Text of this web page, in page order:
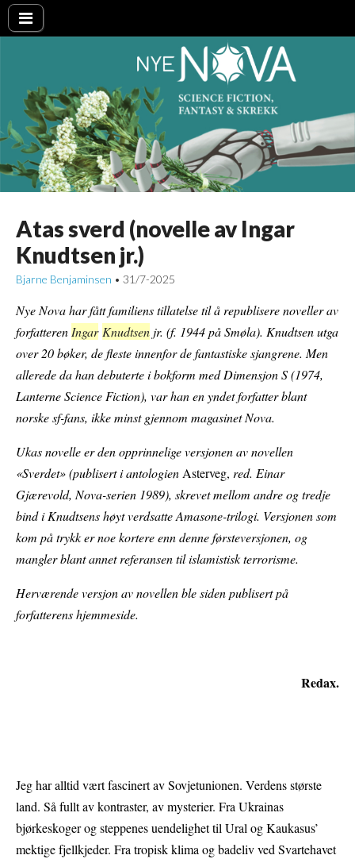
Nye NOVA
Atas sverd (novelle av Ingar
Knudtsen jr.)
Bjarne Benjaminsen • 31/7-2025
Nye Nova har fått familiens tillatelse til å republisere noveller av
forfatterenIngar Knudtsen jr. (f. 1944 på Smøla). Knudtsen utga
over 20 bøker, de fleste innenfor de fantastiske sjangrene. Men
allerede da han debuterte i bokform med Dimensjon S (1974,
Lanterne Science Fiction), var han en yndet forfatter blant
norske sf-fans, ikke minst gjennom magasinet Nova.
Ukas novelle er den opprinnelige versjonen av novellen
«Sverdet» (publisert i antologienAsterveg, red. Einar
Gjærevold, Nova-serien 1989), skrevet mellom andre og tredje
bind i Knudtsens høyt verdsatte Amasone-trilogi. Versjonen som
kom på trykk er noe kortere enn denne førsteversjonen, og
mangler blant annet referansen til islamistisk terrorisme.
Herværende versjon av novellen ble siden publisert på
forfatterens hjemmeside.
Redax.
Jeg har alltid vært fascinert av Sovjetunionen. Verdens største
land. Så fullt av kontraster, av mysterier. Fra Ukrainas
bjørkeskoger og steppenes uendelighet til Ural og Kaukasus’
mektige fjellkjeder. Fra tropisk klima og badeliv ved Svartehavet